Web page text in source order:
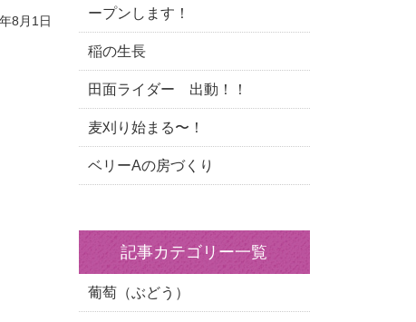
8月1日
ープンします！
稲の生長
田面ライダー 出動！！
麦刈り始まる〜！
ベリーAの房づくり
記事カテゴリー一覧
葡萄（ぶどう）